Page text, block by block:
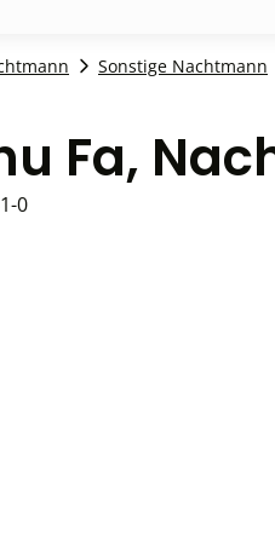
Sonstige Nachtmann
Fa,
0